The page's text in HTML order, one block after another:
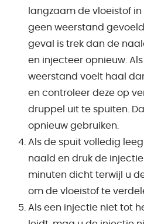
langzaam de vloeistof
geen weerstand
geval is trek dan de
en injecteer opnieuw.
weerstand voelt haal
en controleer deze op
druppel uit te spuiten.
opnieuw gebruiken.
Als de spuit volledig
naald en druk de
minuten dicht terwijl u
om de vloeistof te
Als een injectie niet tot